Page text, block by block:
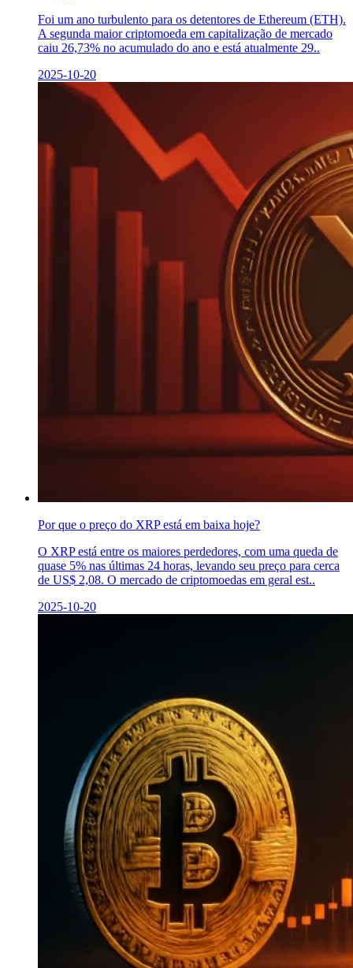
Foi um ano turbulento para os detentores de Ethereum (ETH).
A segunda maior criptomoeda em capitalização de mercado
caiu 26,73% no acumulado do ano e está atualmente 29..
2025-10-20
Por que o preço do XRP está em baixa hoje?
O XRP está entre os maiores perdedores, com uma queda de
quase 5% nas últimas 24 horas, levando seu preço para cerca
de US$ 2,08. O mercado de criptomoedas em geral est..
2025-10-20